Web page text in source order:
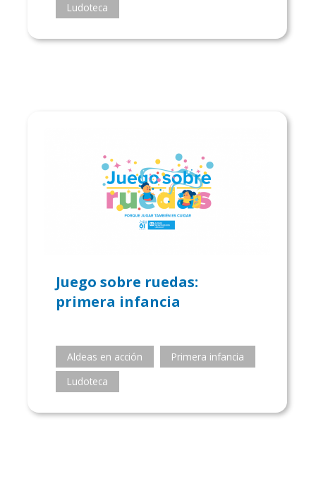
Ludoteca
Juego sobre ruedas:
primera infancia
Aldeas en acción
Primera infancia
Ludoteca